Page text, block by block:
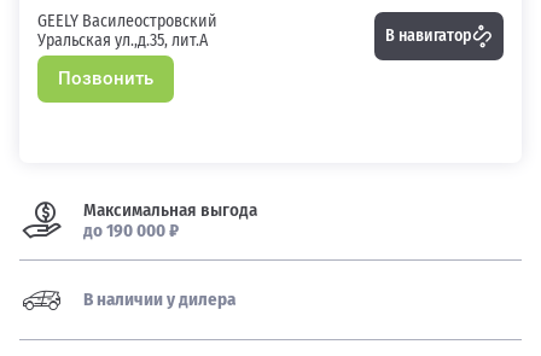
GEELY Василеостровский
Уральская ул.,д.35, лит.А
Позвонить
В навигатор
Максимальная выгода
до 190 000 ₽
В наличии у дилера